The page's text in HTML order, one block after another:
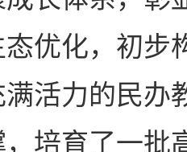
优化，初步
活力的民办
培育了一批